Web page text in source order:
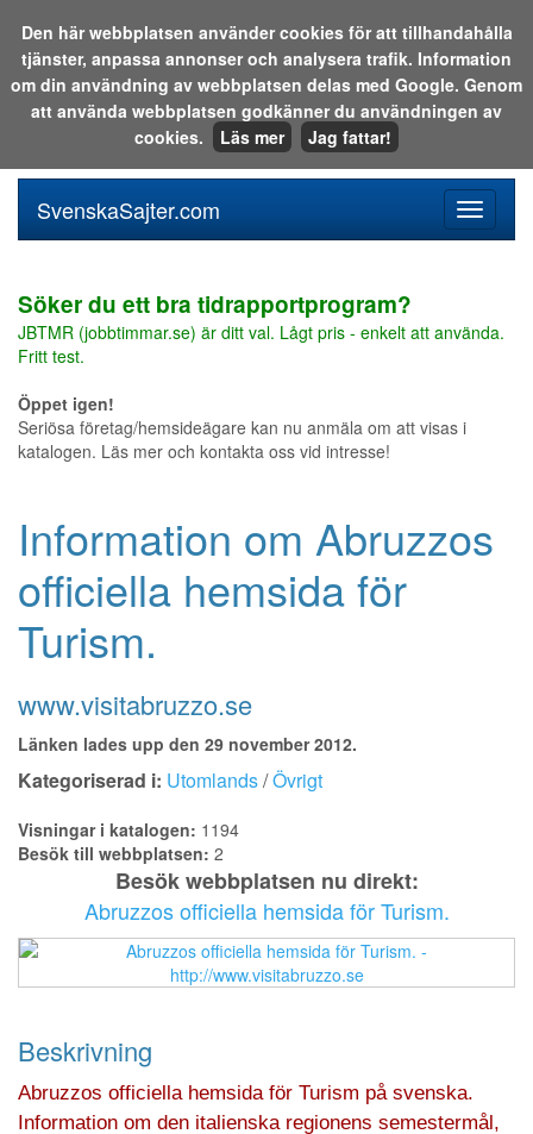
Sök i katalogen eller på webben:
meny
SvenskaSajter.com
Söker du ett bra tidrapportprogram?
JBTMR (jobbtimmar.se) är ditt val. Lågt pris - enkelt att använda.
Fritt test.
Öppet igen!
Seriösa företag/hemsideägare kan nu anmäla om att visas i
katalogen. Läs mer och kontakta oss vid intresse!
Information om Abruzzos
officiella hemsida för
Turism.
www.visitabruzzo.se
Länken lades upp den 29 november 2012.
Kategoriserad i: Utomlands/Övrigt
Visningar i katalogen: 1194
Besök till webbplatsen: 2
Besök webbplatsen nu direkt:
Abruzzos officiella hemsida för Turism.
Beskrivning
Abruzzos officiella hemsida för Turism på svenska.
Information om den italienska regionens semestermål,
Den här webbplatsen använder cookies för att tillhandahålla
tjänster, anpassa annonser och analysera trafik. Information
om din användning av webbplatsen delas med Google. Genom
att använda webbplatsen godkänner du användningen av
cookies.
Läs mer Jag fattar!